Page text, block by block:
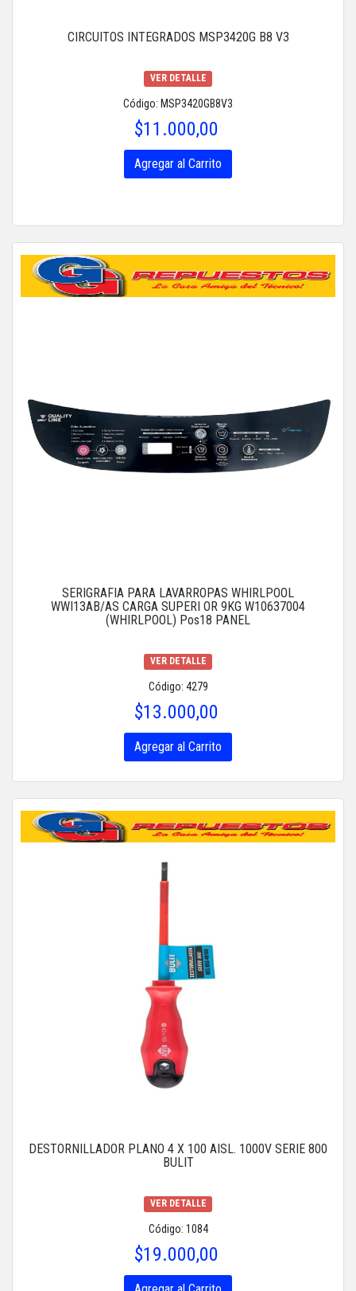
CIRCUITOS INTEGRADOS MSP3420G B8 V3
VER DETALLE
Código: MSP3420GB8V3
$11.000,00
Agregar al Carrito
SERIGRAFIA PARA LAVARROPAS WHIRLPOOL
WWI13AB/AS CARGA SUPERI OR 9KG W10637004
(WHIRLPOOL) Pos18 PANEL
VER DETALLE
Código: 4279
$13.000,00
Agregar al Carrito
DESTORNILLADOR PLANO 4 X 100 AISL. 1000V SERIE 800
BULIT
VER DETALLE
Código: 1084
$19.000,00